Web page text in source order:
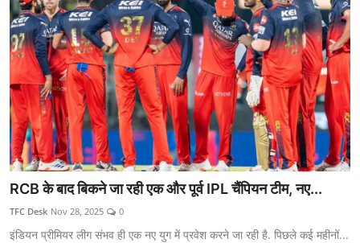
RCB के बाद बिकने जा रही एक और पूर्व IPL चैंपियन टीम, नए...
TFC Desk Nov 28, 2025 0
इंडियन प्रीमियर लीग संभव ही एक नए युग में प्रवेश करने जा रही है. पिछले कई महीनों...